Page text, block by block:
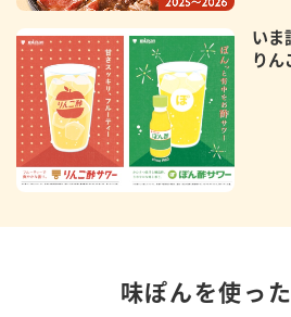
いま
りん
味ぽんを使っ